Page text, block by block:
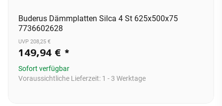
Buderus Dämmplatten Silca 4 St 625x500x75
7736602628
UVP 208,25 €
149,94 € *
Sofort verfügbar
Voraussichtliche Lieferzeit: 1 - 3 Werktage